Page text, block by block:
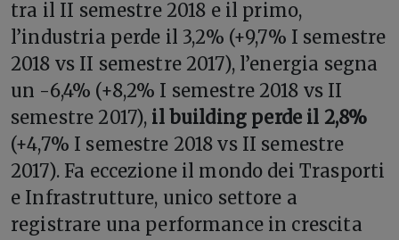
tra il II semestre 2018 e il primo,
l’industria perde il 3,2% (+9,7% I semestre
2018 vs II semestre 2017), l’energia segna
un -6,4% (+8,2% I semestre 2018 vs II
semestre 2017), il building perde il 2,8%
(+4,7% I semestre 2018 vs II semestre
2017). Fa eccezione il mondo dei Trasporti
e Infrastrutture, unico settore a
registrare una performance in crescita